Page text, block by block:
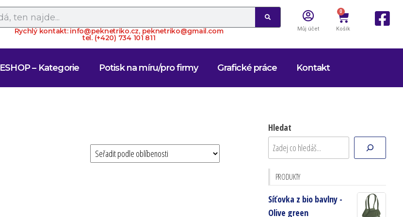
Rychlý kontakt: info@peknetriko.cz, peknetriko@gmail.com
tel. (+420) 734 101 811
Můj účet
0
Košík
ESHOP – Kategorie Potisk na míru/pro firmy Grafické práce Kontakt
Hledat
PRODUKTY
Síťovka z bio bavlny -
Olive green